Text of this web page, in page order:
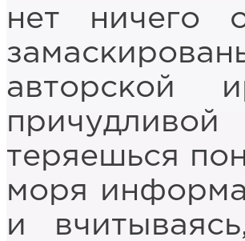
нет ничего
авторской
теряешься
моря
и